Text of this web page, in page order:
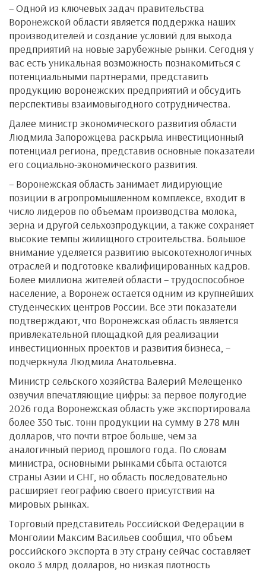
– Одной из ключевых задач правительства
Воронежской области является поддержка наших
производителей и создание условий для выхода
предприятий на новые зарубежные рынки. Сегодня у
вас есть уникальная возможность познакомиться с
потенциальными партнерами, представить
продукцию воронежских предприятий и обсудить
перспективы взаимовыгодного сотрудничества.
Далее министр экономического развития области
Людмила Запорожцева раскрыла инвестиционный
потенциал региона, представив основные показатели
его социально-экономического развития.
– Воронежская область занимает лидирующие
позиции в агропромышленном комплексе, входит в
число лидеров по объемам производства молока,
зерна и другой сельхозпродукции, а также сохраняет
высокие темпы жилищного строительства. Большое
внимание уделяется развитию высокотехнологичных
отраслей и подготовке квалифицированных кадров.
Более миллиона жителей области – трудоспособное
население, а Воронеж остается одним из крупнейших
студенческих центров России. Все эти показатели
подтверждают, что Воронежская область является
привлекательной площадкой для реализации
инвестиционных проектов и развития бизнеса, –
подчеркнула Людмила Анатольевна.
Министр сельского хозяйства Валерий Мелещенко
озвучил впечатляющие цифры: за первое полугодие
2026 года Воронежская область уже экспортировала
более 350 тыс. тонн продукции на сумму в 278 млн
долларов, что почти втрое больше, чем за
аналогичный период прошлого года. По словам
министра, основными рынками сбыта остаются
страны Азии и СНГ, но область последовательно
расширяет географию своего присутствия на
мировых рынках.
Торговый представитель Российской Федерации в
Монголии Максим Васильев сообщил, что объем
российского экспорта в эту страну сейчас составляет
около 3 млрд долларов, но низкая плотность